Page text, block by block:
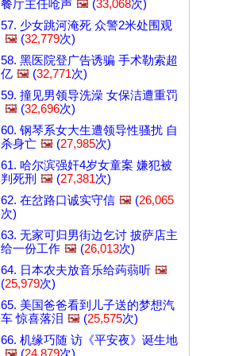
餐厅主任呛声 🖼️ (33,068次)
57. 少女跳河淹死 众警2米处围观
🖼️ (32,779次)
58. 黑医院登广告诱骗 手术勒索超
亿 🖼️ (32,771次)
59. 撞见男领导洗澡 女保洁遭重罚
🖼️ (32,696次)
60. 钢琴系女大生遭领导性骚扰 自
杀身亡 🖼️ (27,985次)
61. 哈尔滨强奸4岁女童案 嫌犯被
判死刑 🖼️ (27,381次)
62. 在岔路口诚实守信 🖼️ (26,065
次)
63. 无家可归男街边乞讨 披萨店主
给一份工作 🖼️ (26,013次)
64. 日本农夫放音乐给蒟蒻听 🖼️
(25,979次)
65. 美国爸爸看到儿子送的梦想汽
车 惊喜落泪 🖼️ (25,575次)
66. 机缘巧随 访《平安夜》诞生地
🖼️ (24,879次)